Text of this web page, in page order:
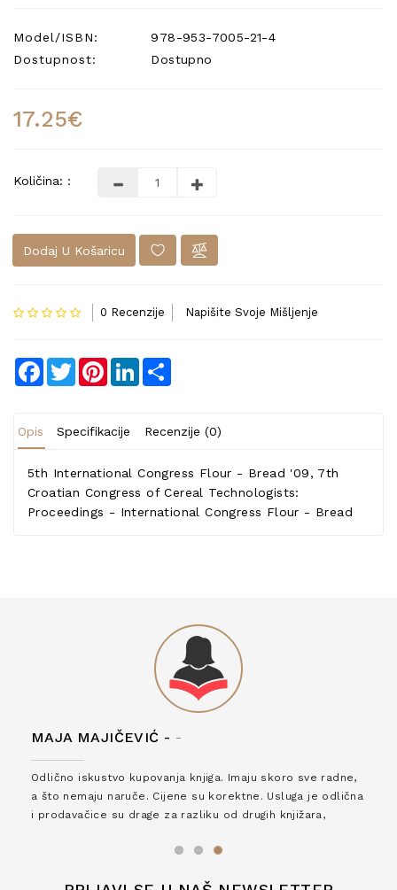
Model/ISBN:
978-953-7005-21-4
Dostupnost:
Dostupno
17.25€
Količina: :
Dodaj U Košaricu
0 Recenzije Napišite Svoje Mišljenje
Facebook
TwitterPinterestLinkedIn
Opis Specifikacije Recenzije (0)
5th International Congress Flour - Bread '09, 7th
Croatian Congress of Cereal Technologists:
Proceedings - International Congress Flour - Bread
MAJA MAJIČEVIĆ - -
Odlično iskustvo kupovanja knjiga. Imaju skoro sve radne,
a što nemaju naruče. Cijene su korektne. Usluga je odlična
i prodavačice su drage za razliku od drugih knjižara,